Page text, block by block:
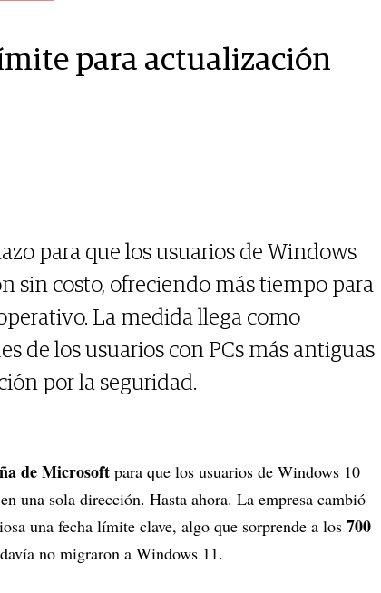
para actualización
para que los usuarios de Windows
sin costo, ofreciendo más tiempo para
La medida llega como
de los usuarios con PCs más antiguas
por la seguridad.
de Microsoft para que los usuarios de Windows 10
una sola dirección. Hasta ahora. La empresa cambió
una fecha límite clave, algo que sorprende a los 700
no migraron a Windows 11.